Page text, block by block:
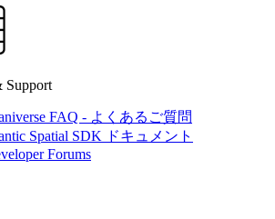
Support
FAQ - よくあるご質問
Spatial SDK ドキュメント
Forums